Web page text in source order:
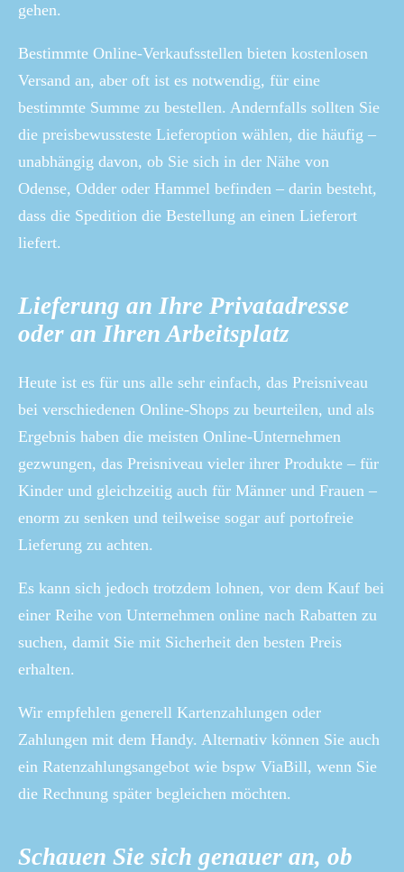
gehen.
Bestimmte Online-Verkaufsstellen bieten kostenlosen
Versand an, aber oft ist es notwendig, für eine
bestimmte Summe zu bestellen. Andernfalls sollten Sie
die preisbewussteste Lieferoption wählen, die häufig –
unabhängig davon, ob Sie sich in der Nähe von
Odense, Odder oder Hammel befinden – darin besteht,
dass die Spedition die Bestellung an einen Lieferort
liefert.
Lieferung an Ihre Privatadresse
oder an Ihren Arbeitsplatz
Heute ist es für uns alle sehr einfach, das Preisniveau
bei verschiedenen Online-Shops zu beurteilen, und als
Ergebnis haben die meisten Online-Unternehmen
gezwungen, das Preisniveau vieler ihrer Produkte – für
Kinder und gleichzeitig auch für Männer und Frauen –
enorm zu senken und teilweise sogar auf portofreie
Lieferung zu achten.
Es kann sich jedoch trotzdem lohnen, vor dem Kauf bei
einer Reihe von Unternehmen online nach Rabatten zu
suchen, damit Sie mit Sicherheit den besten Preis
erhalten.
Wir empfehlen generell Kartenzahlungen oder
Zahlungen mit dem Handy. Alternativ können Sie auch
ein Ratenzahlungsangebot wie bspw ViaBill, wenn Sie
die Rechnung später begleichen möchten.
Schauen Sie sich genauer an, ob